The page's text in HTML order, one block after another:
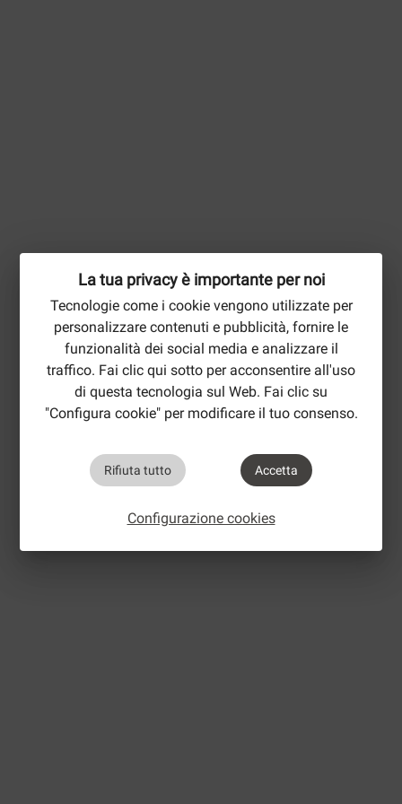
La tua privacy è importante per noi
Tecnologie come i cookie vengono utilizzate per
personalizzare contenuti e pubblicità, fornire le
funzionalità dei social media e analizzare il
traffico. Fai clic qui sotto per acconsentire all'uso
di questa tecnologia sul Web. Fai clic su
"Configura cookie" per modificare il tuo consenso.
Rifiuta tutto Accetta
Configurazione cookies